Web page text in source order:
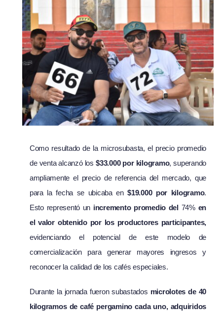
Como resultado de la microsubasta, el precio promedio
de venta alcanzó los$33.000 por kilogramo, superando
ampliamente el precio de referencia del mercado, que
para la fecha se ubicaba en$19.000 por kilogramo.
Esto representó un incremento promedio del 74%en
el valor obtenido por los productores participantes,
evidenciando el potencial de este modelo de
comercialización para generar mayores ingresos y
reconocer la calidad de los cafés especiales.
Durante la jornada fueron subastados microlotes de 40
kilogramos de café pergamino cada uno, adquiridos